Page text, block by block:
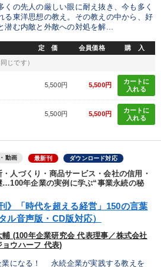
産戦略
売れ筋・人気〉音声＆動画20選
大竹愼一書籍
飲食業 建設・不動産業
コンサルタント 専門家
くの先人の厳しい眼に耐え抜き、今も多く
る東洋思想の教え。その教えの中から、好
む内敵と外敵への対処を解...
定 価 会員価格 購 入
じです）
5,500円 5,500円
カートに
入れる
5,500円 5,500円
カートに
入れる
動画 最新刊 ダウンロード対応
・人づくり・商品サービス・会社の信用・
…100年企業の実例に学ぶ“事業永続の秘
刊》「時代を超える経営」150の言葉
ル音声版・CD版対応）
輔 (100年企業研究会 代表理事／株式会社
ョウハーフ 代表)
業になる！ 永続企業が実践する教えを